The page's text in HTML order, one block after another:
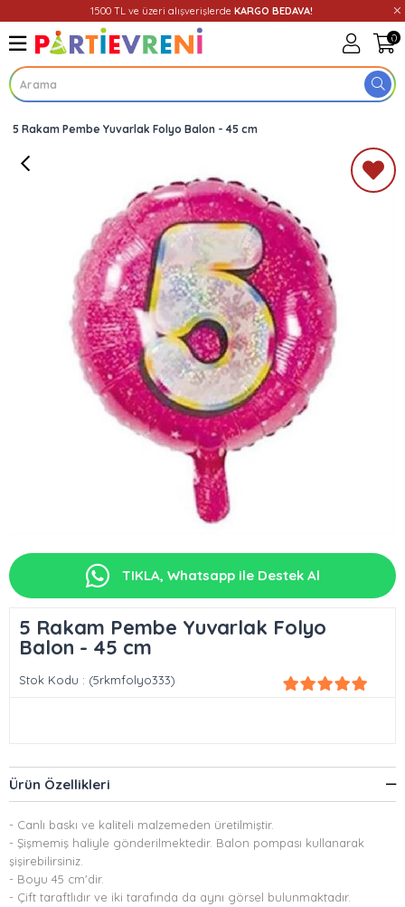
1500 TL ve üzeri alışverişlerde KARGO BEDAVA!
0
Üye Girişi Üye Ol
5 Rakam Pembe Yuvarlak Folyo Balon - 45 cm
TIKLA, Whatsapp ile Destek Al
5 Rakam Pembe Yuvarlak Folyo
Balon - 45 cm
Stok Kodu (5rkmfolyo333)
Ürün Özellikleri
- Canlı baskı ve kaliteli malzemeden üretilmiştir.
- Şişmemiş haliyle gönderilmektedir. Balon pompası kullanarak
şişirebilirsiniz.
- Boyu 45 cm'dir.
- Çift taraftlıdır ve iki tarafında da aynı görsel bulunmaktadır.